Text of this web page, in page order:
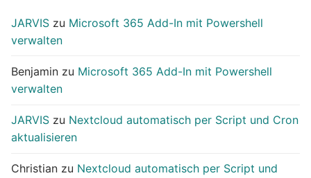
JARVIS zu Microsoft 365 Add-In mit Powershell
verwalten
Benjamin zu Microsoft 365 Add-In mit Powershell
verwalten
JARVIS zu Nextcloud automatisch per Script und Cron
aktualisieren
Christian zu Nextcloud automatisch per Script und